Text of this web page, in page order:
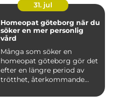
31. jul
Homeopat göteborg när du
söker en mer personlig
vård
Många som söker en
homeopat göteborg gör det
efter en längre period av
trötthet, återkommande